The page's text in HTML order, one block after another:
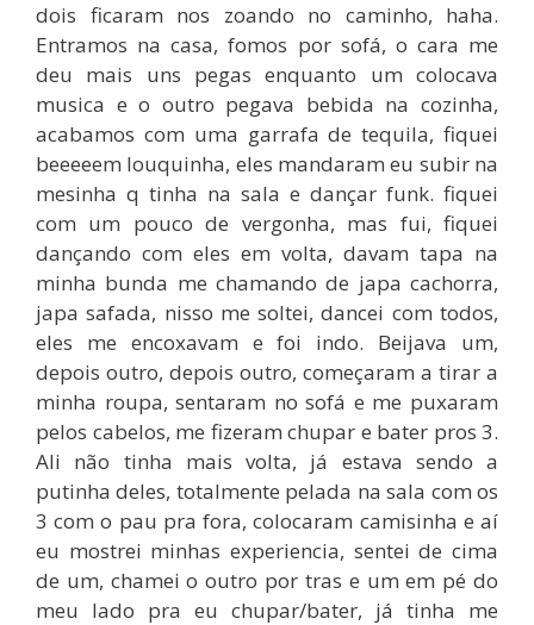
dois ficaram nos zoando no caminho, haha.
Entramos na casa, fomos por sofá, o cara me
deu mais uns pegas enquanto um colocava
musica e o outro pegava bebida na cozinha,
acabamos com uma garrafa de tequila, fiquei
beeeeem louquinha, eles mandaram eu subir na
mesinha q tinha na sala e dançar funk. fiquei
com um pouco de vergonha, mas fui, fiquei
dançando com eles em volta, davam tapa na
minha bunda me chamando de japa cachorra,
japa safada, nisso me soltei, dancei com todos,
eles me encoxavam e foi indo. Beijava um,
depois outro, depois outro, começaram a tirar a
minha roupa, sentaram no sofá e me puxaram
pelos cabelos, me fizeram chupar e bater pros 3.
Ali não tinha mais volta, já estava sendo a
putinha deles, totalmente pelada na sala com os
3 com o pau pra fora, colocaram camisinha e aí
eu mostrei minhas experiencia, sentei de cima
de um, chamei o outro por tras e um em pé do
meu lado pra eu chupar/bater, já tinha me